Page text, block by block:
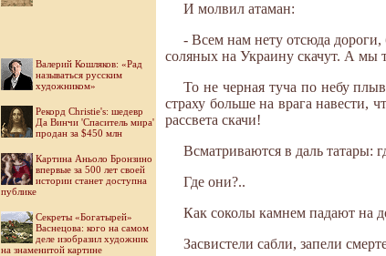
Валерий Кошляков: «Рад
называться русским
художником»
Рекорд Christie's: шедевр
Да Винчи 'Спаситель мира'
продан за $450 млн
Картина Аньоло Бронзино
впервые за 500 лет своей
истории станет доступна
публике
Секреты «Богатырей»
Васнецова: кого на самом
деле изобразил художник
на знаменитой картине
И молвил атаман:
- Всем нам нету отсюда
соляных на Украину скачут. А мы
То не черная туча по небу
страху больше на врага навести,
рассвета скачи!
Всматриваются в даль татары:
Где они?..
Как соколы камнем падают на
Засвистели сабли, запели